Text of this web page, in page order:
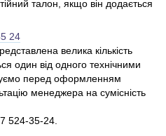
талон, якщо він додається
24
​​велика кількість
один від одного технічними
перед оформленням
менеджера на сумісність
524-35-24.